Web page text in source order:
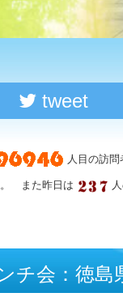
tweet
人目の訪
。 また昨日は
チ会：徳